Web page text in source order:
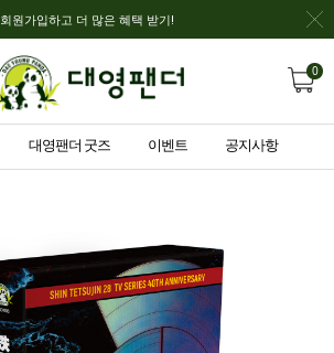
회원가입하고 더 많은 혜택 받기!
0
대영팬더 굿즈 이벤트 공지사항